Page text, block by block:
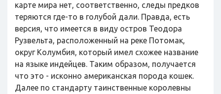
карте мира нет, соответственно, следы предков
теряются где-то в голубой дали. Правда, есть
версия, что имеется в виду остров Теодора
Рузвельта, расположенный на реке Потомак,
округ Колумбия, который имел схожее название
на языке индейцев. Таким образом, получается
что это - исконно американская порода кошек.
Далее по стандарту таинственные королевны